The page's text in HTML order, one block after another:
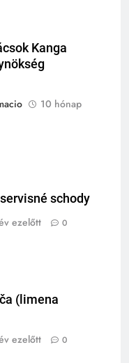
Kanga
10 hónap
schody
ezelőtt 0
(limena
ezelőtt 0